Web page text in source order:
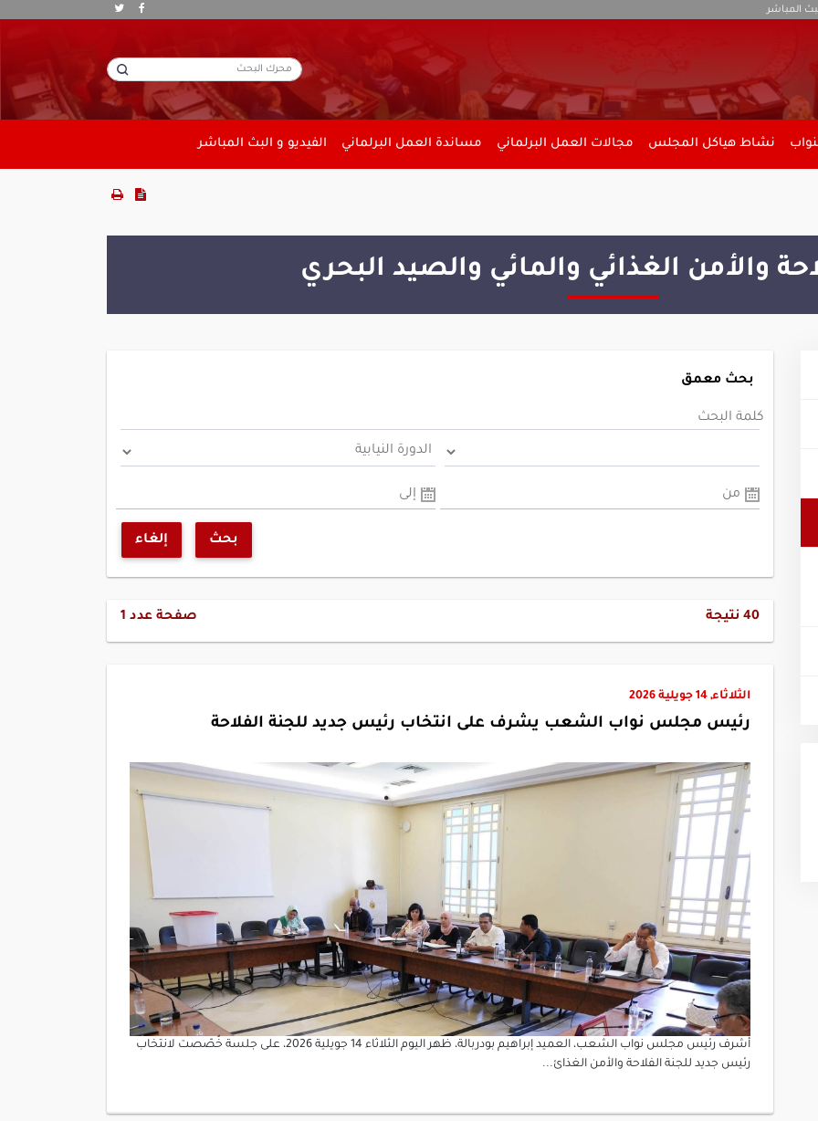
المباشر
نشاط هياكل المجلس مجالات العمل البرلماني مساندة العمل البرلماني الفيديو و البث المباشر
والأمن الغذائي والمائي والصيد البحري
بحث معمق
كلمة البحث
من إلى
بحث إلغاء
40 نتيجة صفحة عدد 1
الثلاثاء, 14 جويلية 2026
رئيس مجلس نواب الشعب يشرف على انتخاب رئيس جديد للجنة الفلاحة
أشرف رئيس مجلس نواب الشعب، العميد إبراهيم بودربالة، ظهر اليوم الثلاثاء 14 جويلية 2026، على جلسة خُصّصت لانتخاب
رئيس جديد للجنة الفلاحة والأمن الغذائ...